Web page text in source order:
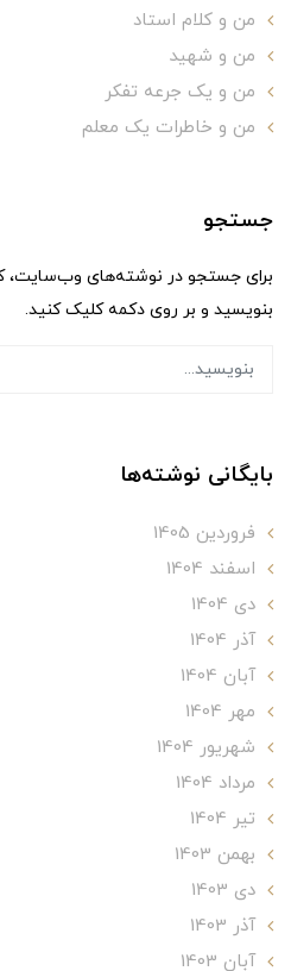
من و کلام استاد
من و شهید
من و یک جرعه تفکر
من و خاطرات یک معلم
جستجو
برای جستجو در نوشته‌های وب‌سایت،
بنویسید و بر روی دکمه کلیک کنید.
بایگانی نوشته‌ها
فروردین 1405
اسفند 1404
دی 1404
آذر 1404
آبان 1404
مهر 1404
شهریور 1404
مرداد 1404
تير 1404
بهمن 1403
دی 1403
آذر 1403
آبان 1403